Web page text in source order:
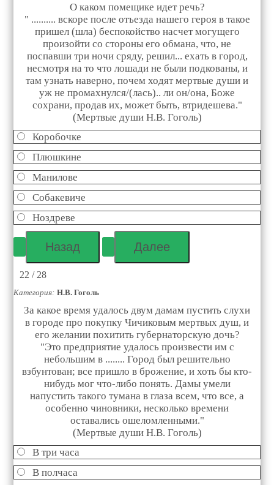
О каком помещике идет речь?
" .......... вскоре после отъезда нашего героя в такое
пришел (шла) беспокойство насчет могущего
произойти со стороны его обмана, что, не
поспавши три ночи сряду, решил... ехать в город,
несмотря на то что лошади не были подкованы, и
там узнать наверно, почем ходят мертвые души и
уж не промахнулся/(лась).. ли он/она, Боже
сохрани, продав их, может быть, втридешева."
(Мертвые души Н.В. Гоголь)
Коробочке
Плюшкине
Манилове
Собакевиче
Ноздреве
22 / 28
Категория: Н.В. Гоголь
За какое время удалось двум дамам пустить слухи
в городе про покупку Чичиковым мертвых душ, и
его желании похитить губернаторскую дочь?
"Это предприятие удалось произвести им с
небольшим в ........ Город был решительно
взбунтован; все пришло в брожение, и хоть бы кто-
нибудь мог что-либо понять. Дамы умели
напустить такого тумана в глаза всем, что все, а
особенно чиновники, несколько времени
оставались ошеломленными."
(Мертвые души Н.В. Гоголь)
В три часа
В полчаса